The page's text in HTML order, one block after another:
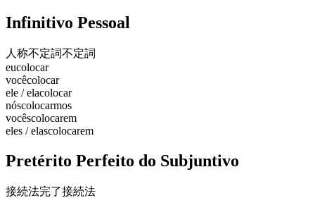
Infinitivo Pessoal
人称不定詞不定詞
eucolocar
vocêcolocar
ele / elacolocar
nóscolocarmos
vocêscolocarem
eles / elascolocarem
Pretérito Perfeito do Subjuntivo
接続法完了接続法